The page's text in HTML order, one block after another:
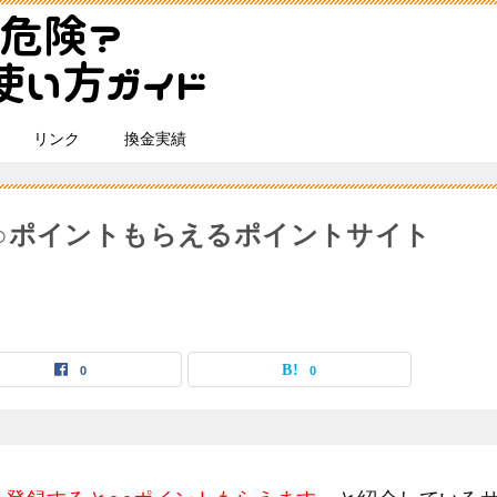
リンク 換金実績
イントもらえるポイントサイト
0 0